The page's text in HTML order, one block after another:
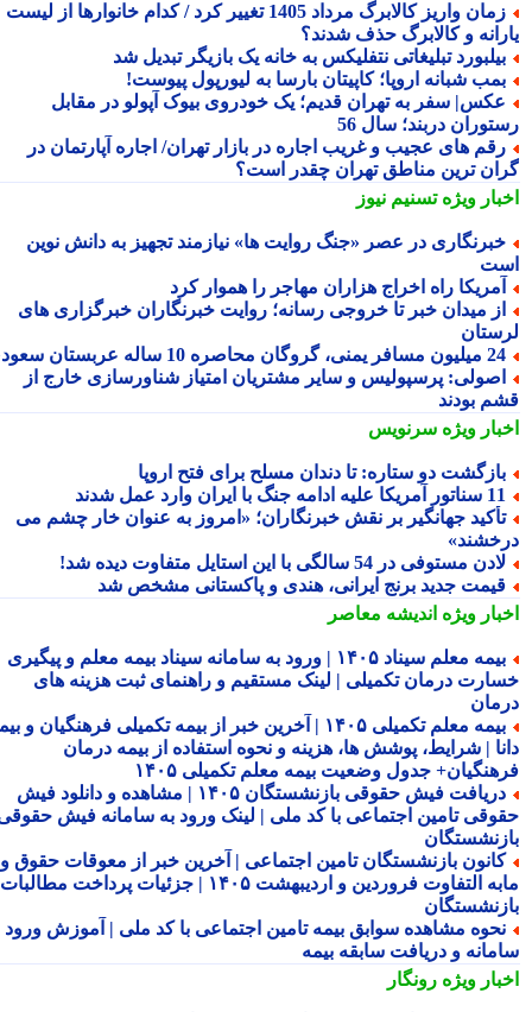
زمان واریز کالابرگ مرداد 1405 تغییر کرد / کدام خانوارها از لیست
و کالابرگ حذف شدند؟
تبلیغاتی نتفلیکس به خانه یک بازیگر تبدیل شد
شبانه اروپا؛ کاپیتان بارسا به لیورپول پیوست!
سفر به تهران قدیم؛ یک خودروی بیوک آپولو در مقابل
دربند؛ سال 56
های عجیب و غریب اجاره در بازار تهران/ اجاره آپارتمان در
ترین مناطق تهران چقدر است؟
ویژهتسنیم نیوز
در عصر «جنگ روایت ها» نیازمند تجهیز به دانش نوین
راه اخراج هزاران مهاجر را هموار کرد
میدان خبر تا خروجی رسانه؛ روایت خبرنگاران خبرگزاری های
گروگان محاصره 10 ساله عربستان سعودی
پرسپولیس و سایر مشتریان امتیاز شناورسازی خارج از
بودند
ویژهسرنویس
دو ستاره: تا دندان مسلح برای فتح اروپا
علیه ادامه جنگ با ایران وارد عمل شدند
جهانگیر بر نقش خبرنگاران؛ «امروز به عنوان خار چشم می
مستوفی در 54 سالگی با این استایل متفاوت دیده شد!
جدید برنج ایرانی، هندی و پاکستانی مشخص شد
ویژهاندیشه معاصر
بیمه معلم سیناد ۱۴۰۵ | ورود به سامانه سیناد بیمه معلم و پیگیری
درمان تکمیلی | لینک مستقیم و راهنمای ثبت هزینه های
بیمه معلم تکمیلی ۱۴۰۵ | آخرین خبر از بیمه تکمیلی فرهنگیان و بیمه
| شرایط، پوشش ها، هزینه و نحوه استفاده از بیمه درمان
جدول وضعیت بیمه معلم تکمیلی ۱۴۰۵
دریافت فیش حقوقی بازنشستگان ۱۴۰۵ | مشاهده و دانلود فیش
تامین اجتماعی با کد ملی | لینک ورود به سامانه فیش حقوقی
بازنشستگان تامین اجتماعی | آخرین خبر از معوقات حقوق و
مابه التفاوت فروردین و اردیبهشت ۱۴۰۵ | جزئیات پرداخت مطالبات
مشاهده سوابق بیمه تامین اجتماعی با کد ملی | آموزش ورود به
و دریافت سابقه بیمه
ویژهرونگار